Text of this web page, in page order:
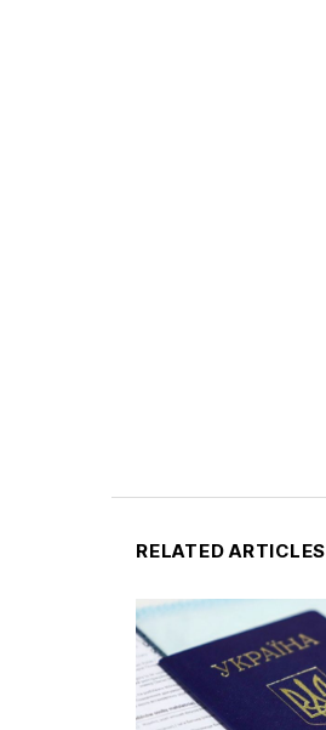
RELATED ARTICLES